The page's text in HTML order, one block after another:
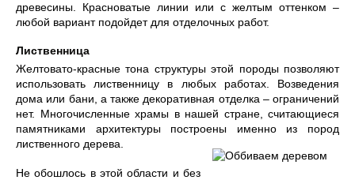
древесины. Красноватые линии или с желтым оттенком –
любой вариант подойдет для отделочных работ.
Лиственница
Желтовато-красные тона структуры этой породы позволяют
использовать лиственницу в любых работах. Возведения
дома или бани, а также декоративная отделка – ограничений
нет. Многочисленные храмы в нашей стране, считающиеся
памятниками архитектуры построены именно из пород
лиственного дерева.
Не обошлось в этой области и без